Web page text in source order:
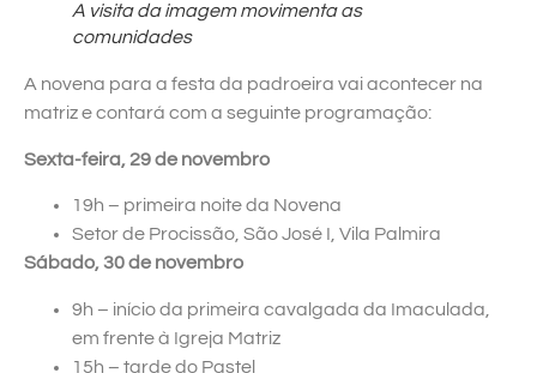
A visita da imagem movimenta as
comunidades
A novena para a festa da padroeira vai acontecer na
matriz e contará com a seguinte programação:
Sexta-feira, 29 de novembro
19h – primeira noite da Novena
Setor de Procissão, São José I, Vila Palmira
Sábado, 30 de novembro
9h – início da primeira cavalgada da Imaculada,
em frente à Igreja Matriz
15h – tarde do Pastel